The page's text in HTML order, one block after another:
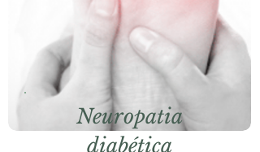
Neuropatia
diabética